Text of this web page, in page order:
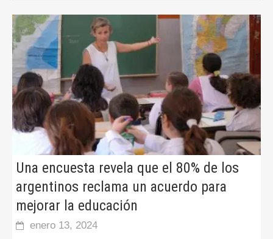
Una encuesta revela que el 80% de los
argentinos reclama un acuerdo para
mejorar la educación
enero 13, 2024